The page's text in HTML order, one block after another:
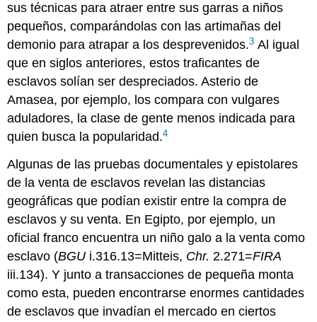
sus técnicas para atraer entre sus garras a niños
pequeños, comparándolas con las artimañas del
demonio para atrapar a los desprevenidos.3 Al igual
que en siglos anteriores, estos traficantes de
esclavos solían ser despreciados. Asterio de
Amasea, por ejemplo, los compara con vulgares
aduladores, la clase de gente menos indicada para
quien busca la popularidad.4
Algunas de las pruebas documentales y epistolares
de la venta de esclavos revelan las distancias
geográficas que podían existir entre la compra de
esclavos y su venta. En Egipto, por ejemplo, un
oficial franco encuentra un niño galo a la venta como
esclavo (BGU i.316.13=Mitteis, Chr.2.271=FIRA
iii.134). Y junto a transacciones de pequeña monta
como esta, pueden encontrarse enormes cantidades
de esclavos que invadían el mercado en ciertos